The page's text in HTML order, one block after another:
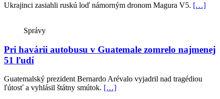
Ukrajinci zasiahli ruskú loď námorným dronom Magura V5. […]
Správy
Pri havárii autobusu v Guatemale zomrelo najmenej
51 ľudí
Guatemalský prezident Bernardo Arévalo vyjadril nad tragédiou
ľútosť a vyhlásil štátny smútok. […]